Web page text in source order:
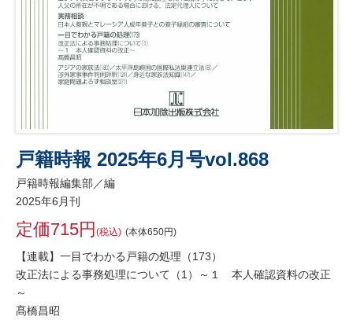
戸籍時報 2025年6月号vol.868
戸籍時報編集部／編
2025年6月刊
定価715円 (税込) (本体650円)
【連載】一目でわかる戸籍の処理（173）
改正法による事務処理について（1）～１ 本人確認資料の改正
～
髙橋昌昭